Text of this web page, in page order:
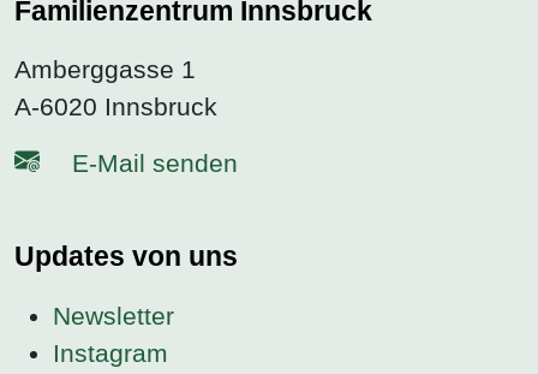
Familienzentrum Innsbruck
Amberggasse 1
A-6020 Innsbruck
E-Mail senden
Updates von uns
Newsletter
Instagram